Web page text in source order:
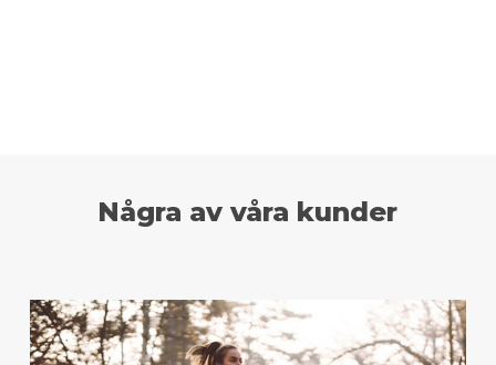
Några av våra kunder